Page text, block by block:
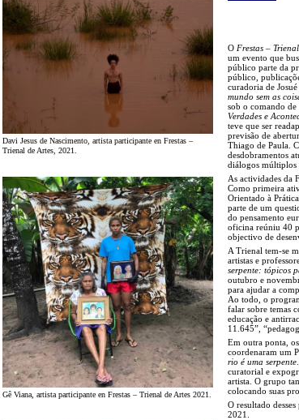
Davi Jesus de Nascimento, artista participante en Frestas –
Trienal de Artes, 2021.
Gê Viana, artista participante en Frestas – Trienal de Artes 2021.
O Frestas –
um evento que
público parte da
público,
curadoria de
mundo sem as
sob o comando
Verdades e
teve que ser
previsão de
Thiago de Paula.
desdobramentos
diálogos múltiplos
As actividades da
Como primeira
Orientado à
parte de um
do pensamento
oficina reúniu 40
objectivo de
A Trienal tem-se
artistas e
serpente: tópicos
outubro e
para ajudar a
Ao todo, o
falar sobre temas
educação e
11.645”,
Em outra ponta,
coordenaram um
rio é uma serpente
curatorial e
artista. O grupo
colocando suas
O resultado
2021.